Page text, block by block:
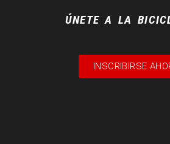
ÚNETE A LA
INSCRIBIRSE